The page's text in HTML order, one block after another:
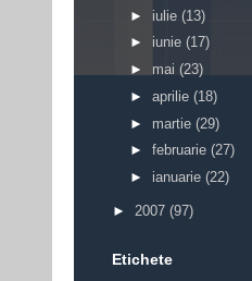
► iulie (13)
► iunie (17)
► mai (23)
► aprilie (18)
► martie (29)
► februarie (27)
► ianuarie (22)
► 2007 (97)
Etichete